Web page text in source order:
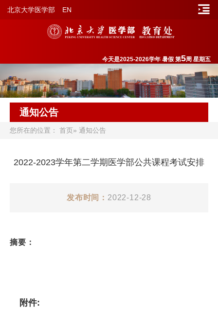
北京大学医学部 EN
今天是2025-2026学年 暑假 第5周 星期五
通知公告
您所在的位置： 首页» 通知公告
2022-2023学年第二学期医学部公共课程考试安排
发布时间： 2022-12-28
摘要：
附件: